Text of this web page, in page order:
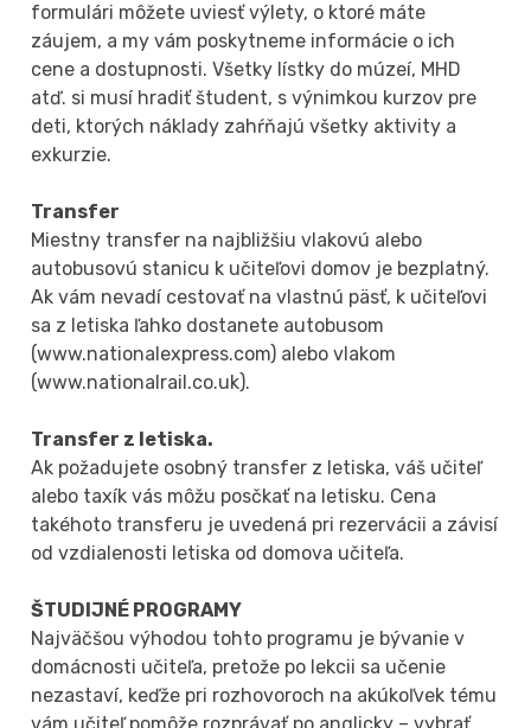
formulári môžete uviesť výlety, o ktoré máte
záujem, a my vám poskytneme informácie o ich
cene a dostupnosti. Všetky lístky do múzeí, MHD
atď. si musí hradiť študent, s výnimkou kurzov pre
deti, ktorých náklady zahŕňajú všetky aktivity a
exkurzie.
Transfer
Miestny transfer na najbližšiu vlakovú alebo
autobusovú stanicu k učiteľovi domov je bezplatný.
Ak vám nevadí cestovať na vlastnú päsť, k učiteľovi
sa z letiska ľahko dostanete autobusom
(www.nationalexpress.com) alebo vlakom
(www.nationalrail.co.uk).
Transfer z letiska.
Ak požadujete osobný transfer z letiska, váš učiteľ
alebo taxík vás môžu posčkať na letisku. Cena
takéhoto transferu je uvedená pri rezervácii a závisí
od vzdialenosti letiska od domova učiteľa.
ŠTUDIJNÉ PROGRAMY
Najväčšou výhodou tohto programu je bývanie v
domácnosti učiteľa, pretože po lekcii sa učenie
nezastaví, keďže pri rozhovoroch na akúkoľvek tému